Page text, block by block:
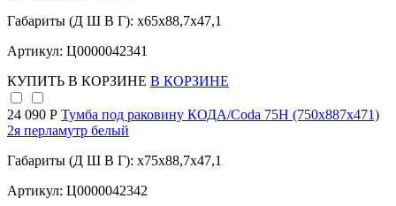
Габариты (Д Ш В Г): x65x88,7x47,1
Артикул: Ц0000042341
КУПИТЬ В КОРЗИНЕ В КОРЗИНЕ
24 090 Р Тумба под раковину КОДА/Coda 75Н (750х887х471)
2я перламутр белый
Габариты (Д Ш В Г): x75x88,7x47,1
Артикул: Ц0000042342